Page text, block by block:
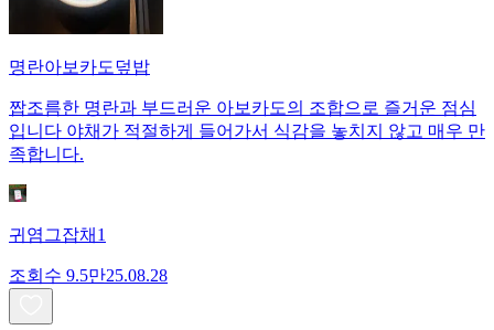
명란아보카도덮밥
짭조름한 명란과 부드러운 아보카도의 조합으로 즐거운 점심
입니다 야채가 적절하게 들어가서 식감을 놓치지 않고 매우 만
족합니다.
귀염그잡채1
조회수 9.5만25.08.28